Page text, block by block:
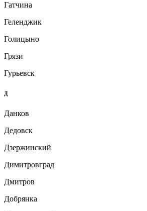
Гатчина
Геленджик
Голицыно
Грязи
Гурьевск
Д
Данков
Дедовск
Дзержинский
Димитровград
Дмитров
Добрянка